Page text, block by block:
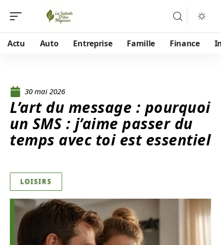
Actu Auto Entreprise Famille Finance
30 mai 2026
L’art du message : pourquoi
un SMS : j’aime passer du
temps avec toi est essentiel
LOISIRS